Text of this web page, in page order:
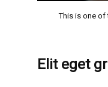
This is one
Elit eget